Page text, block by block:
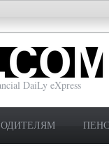
DaiLy eXpress